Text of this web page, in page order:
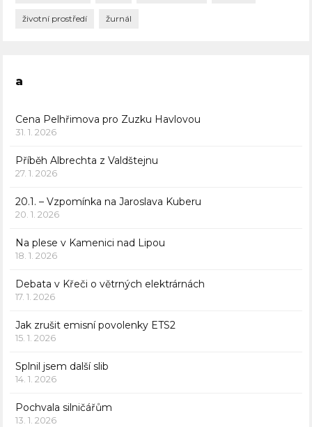
životní prostředí žurnál
a
Cena Pelhřimova pro Zuzku Havlovou
31. 1. 2026
Příběh Albrechta z Valdštejnu
27. 1. 2026
20.1. – Vzpomínka na Jaroslava Kuberu
20. 1. 2026
Na plese v Kamenici nad Lipou
18. 1. 2026
Debata v Křeči o větrných elektrárnách
17. 1. 2026
Jak zrušit emisní povolenky ETS2
15. 1. 2026
Splnil jsem další slib
14. 1. 2026
Pochvala silničářům
13. 1. 2026